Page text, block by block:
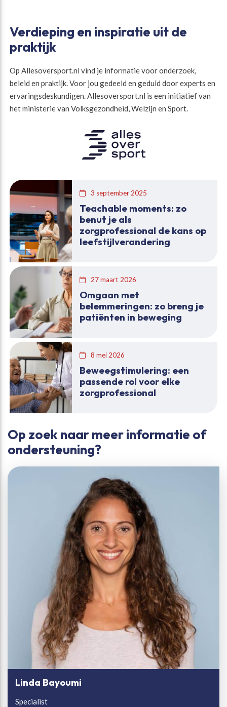
Verdieping en inspiratie uit de
praktijk
Op Allesoversport.nl vind je informatie voor onderzoek,
beleid en praktijk. Voor jou gedeeld en geduid door experts en
ervaringsdeskundigen. Allesoversport.nl is een initiatief van
het ministerie van Volksgezondheid, Welzijn en Sport.
3 september 2025
Teachable moments: zo
benut je als
zorgprofessional de kans op
leefstijlverandering
27 maart 2026
Omgaan met
belemmeringen: zo breng je
patiënten in beweging
8 mei 2026
Beweegstimulering: een
passende rol voor elke
zorgprofessional
Op zoek naar meer informatie of
ondersteuning?
Linda Bayoumi
Specialist